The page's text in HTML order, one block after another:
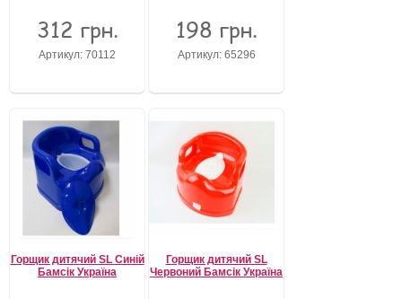
312 грн.
Артикул: 70112
198 грн.
Артикул: 65296
Горщик дитячий SL Синій
Бамсік Україна
Горщик дитячий SL
Червоний Бамсік Україна